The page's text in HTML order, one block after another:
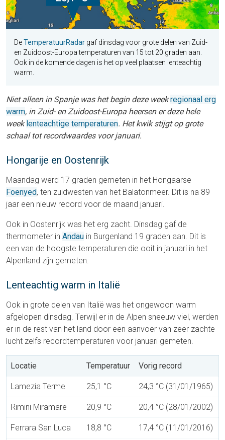
DeTemperatuurRadar gaf dinsdag voor grote delen van Zuid-
en Zuidoost-Europa temperaturen van 15 tot 20 graden aan.
Ook in de komende dagen is het op veel plaatsen lenteachtig
warm.
Niet alleen in Spanje was het begin deze weekregionaal erg
warm, in Zuid- en Zuidoost-Europa heersen er deze hele
week lenteachtige temperaturen. Het kwik stijgt op grote
schaal tot recordwaardes voor januari.
Hongarije en Oostenrijk
Maandag werd 17 graden gemeten in het Hongaarse
Foenyed, ten zuidwesten van het Balatonmeer. Dit is na 89
jaar een nieuw record voor de maand januari.
Ook in Oostenrijk was het erg zacht. Dinsdag gaf de
thermometer in Andau in Burgenland 19 graden aan. Dit is
een van de hoogste temperaturen die ooit in januari in het
Alpenland zijn gemeten.
Lenteachtig warm in Italië
Ook in grote delen van Italië was het ongewoon warm
afgelopen dinsdag. Terwijl er in de Alpen sneeuw viel, werden
er in de rest van het land door een aanvoer van zeer zachte
lucht zelfs recordtemperaturen voor januari gemeten.
Locatie Temperatuur Vorig record
Lamezia Terme 25,1 °C 24,3 °C (31/01/1965)
Rimini Miramare 20,9 °C 20,4 °C (28/01/2002)
Ferrara San Luca 18,8 °C 17,4 °C (11/01/2016)